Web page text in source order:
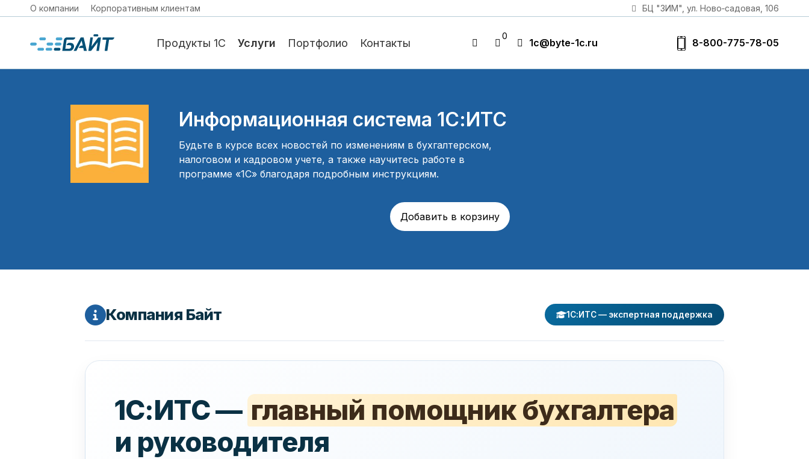
О компании Корпоративным клиентам БЦ "ЗИМ", ул. Ново‑садовая, 106
Продукты 1С Услуги Портфолио Контакты
0
1c@byte-1c.ru 8-800-775-78-05
Информационная система 1С:ИТС
Будьте в курсе всех новостей по изменениям в бухгалтерском,
налоговом и кадровом учете, а также научитесь работе в
программе «1С» благодаря подробным инструкциям.
Компания Байт 1С:ИТС — экспертная поддержка
1С:ИТС — главный помощник бухгалтера
и руководителя